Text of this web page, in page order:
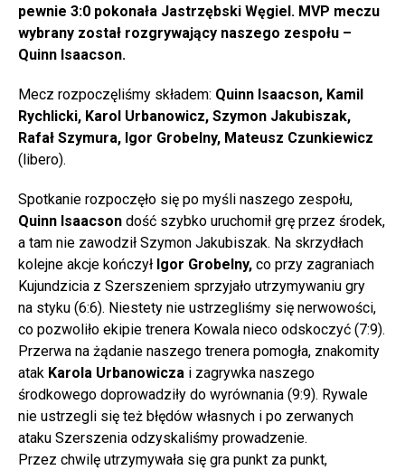
pewnie 3:0 pokonała Jastrzębski Węgiel. MVP meczu
wybrany został rozgrywający naszego zespołu –
Quinn Isaacson.
Mecz rozpoczęliśmy składem: Quinn Isaacson, Kamil
Rychlicki, Karol Urbanowicz, Szymon Jakubiszak,
Rafał Szymura, Igor Grobelny, Mateusz Czunkiewicz
(libero).
Spotkanie rozpoczęło się po myśli naszego zespołu,
Quinn Isaacson dość szybko uruchomił grę przez środek,
a tam nie zawodził Szymon Jakubiszak. Na skrzydłach
kolejne akcje kończył Igor Grobelny, co przy zagraniach
Kujundzicia z Szerszeniem sprzyjało utrzymywaniu gry
na styku (6:6). Niestety nie ustrzegliśmy się nerwowości,
co pozwoliło ekipie trenera Kowala nieco odskoczyć (7:9).
Przerwa na żądanie naszego trenera pomogła, znakomity
atak Karola Urbanowicza i zagrywka naszego
środkowego doprowadziły do wyrównania (9:9). Rywale
nie ustrzegli się też błędów własnych i po zerwanych
ataku Szerszenia odzyskaliśmy prowadzenie.
Przez chwilę utrzymywała się gra punkt za punkt,